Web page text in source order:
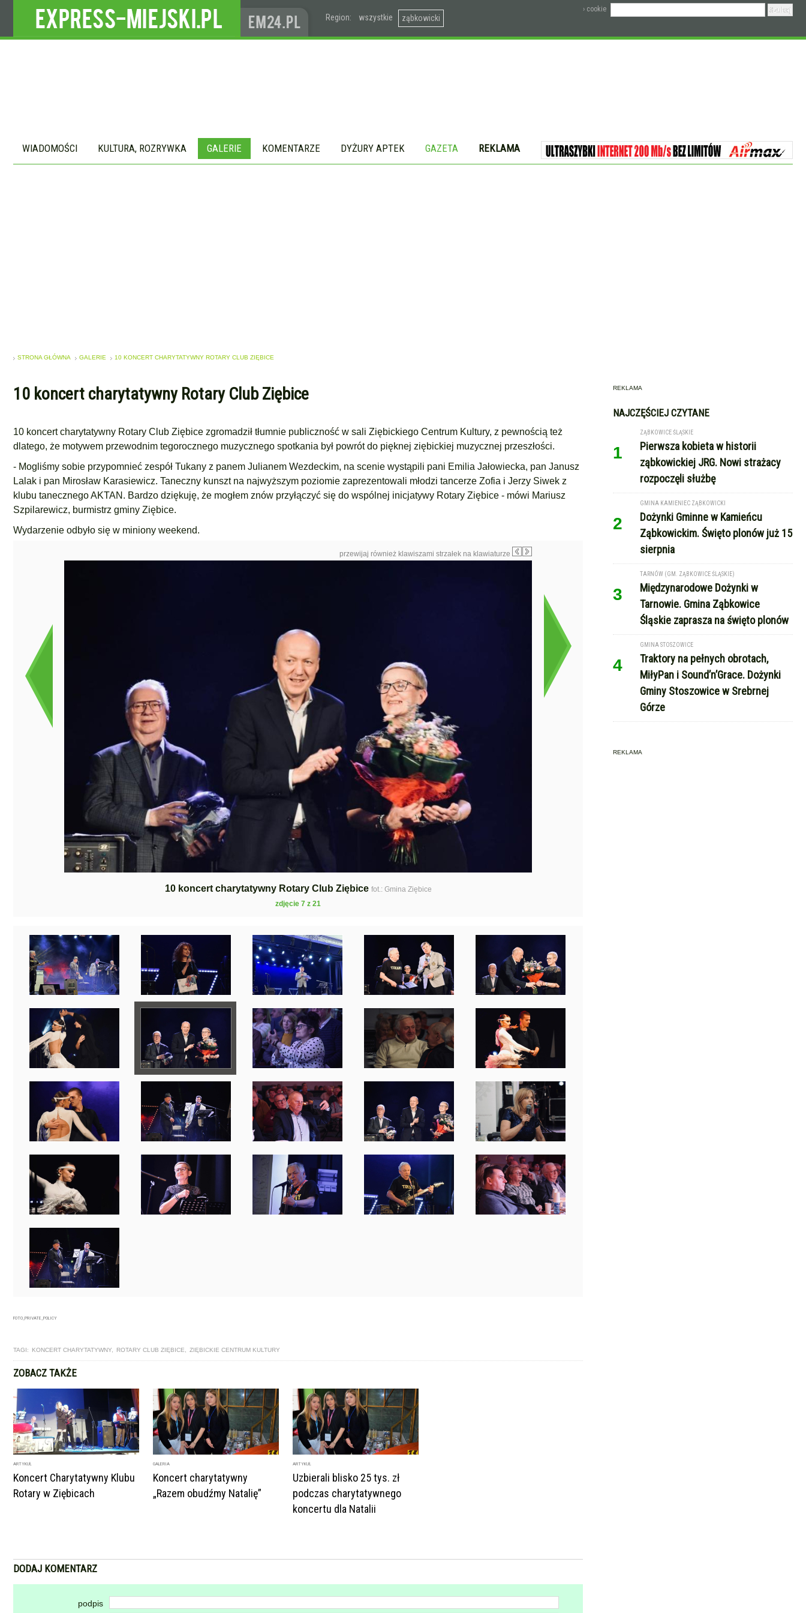
Region: wszystkie ząbkowicki
› cookie
WIADOMOŚCI KULTURA, ROZRYWKA GALERIE KOMENTARZE DYŻURY APTEK GAZETA REKLAMA
STRONA GŁÓWNA GALERIE 10 KONCERT CHARYTATYWNY ROTARY CLUB ZIĘBICE
10 koncert charytatywny Rotary Club Ziębice
10 koncert charytatywny Rotary Club Ziębice zgromadził tłumnie publiczność w sali Ziębickiego Centrum Kultury, z pewnością też
dlatego, że motywem przewodnim tegorocznego muzycznego spotkania był powrót do pięknej ziębickiej muzycznej przeszłości.
- Mogliśmy sobie przypomnieć zespół Tukany z panem Julianem Wezdeckim, na scenie wystąpili pani Emilia Jałowiecka, pan Janusz
Lalak i pan Mirosław Karasiewicz. Taneczny kunszt na najwyższym poziomie zaprezentowali młodzi tancerze Zofia i Jerzy Siwek z
klubu tanecznego AKTAN. Bardzo dziękuję, że mogłem znów przyłączyć się do wspólnej inicjatywy Rotary Ziębice - mówi Mariusz
Szpilarewicz, burmistrz gminy Ziębice.
Wydarzenie odbyło się w miniony weekend.
przewijaj również klawiszami strzałek na klawiaturze
10 koncert charytatywny Rotary Club Ziębice fot.: Gmina Ziębice
zdjęcie 7 z 21
FOTO_PRIVATE_POLICY
TAGI: KONCERT CHARYTATYWNY ROTARY CLUB ZIĘBICE ZIĘBICKIE CENTRUM KULTURY
ZOBACZ TAKŻE
ARTYKUŁ
Koncert Charytatywny Klubu
Rotary w Ziębicach
GALERIA
Koncert charytatywny
„Razem obudźmy Natalię”
ARTYKUŁ
Uzbierali blisko 25 tys. zł
podczas charytatywnego
koncertu dla Natalii
DODAJ KOMENTARZ
podpis
REKLAMA
NAJCZĘŚCIEJ CZYTANE
1
ZĄBKOWICE ŚLĄSKIE
Pierwsza kobieta w historii
ząbkowickiej JRG. Nowi strażacy
rozpoczęli służbę
2
GMINA KAMIENIEC ZĄBKOWICKI
Dożynki Gminne w Kamieńcu
Ząbkowickim. Święto plonów już 15
sierpnia
3
TARNÓW (GM. ZĄBKOWICE ŚLĄSKIE)
Międzynarodowe Dożynki w
Tarnowie. Gmina Ząbkowice
Śląskie zaprasza na święto plonów
4
GMINA STOSZOWICE
Traktory na pełnych obrotach,
MiłyPan i Sound’n’Grace. Dożynki
Gminy Stoszowice w Srebrnej
Górze
REKLAMA